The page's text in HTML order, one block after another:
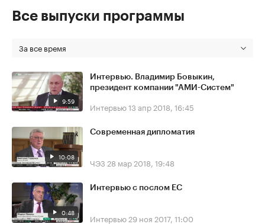
Все выпуски программы
За все время
9:59
Интервью. Владимир Бовыкин,
президент компании "АМИ-Систем"
Интервью13 апр 2018, 16:45
10:08
Современная дипломатия
ЧЭЗ 28 мар 2018, 19:48
0:48
Интервью с послом ЕС
Интервью 29 ноя 2017, 11:00